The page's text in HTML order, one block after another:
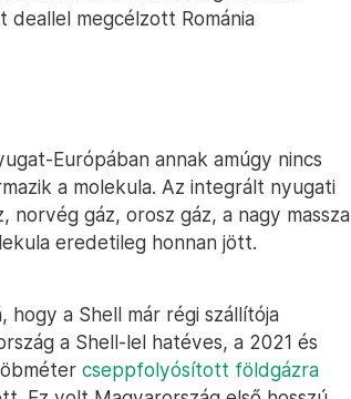
megcélzott Románia
Európában annak amúgy nincs
a molekula. Az integrált nyugati
gáz, orosz gáz, a nagy massza
eredetileg honnan jött.
a Shell már régi szállítója
a Shell-lel hatéves, a 2021 és
cseppfolyósított földgázra